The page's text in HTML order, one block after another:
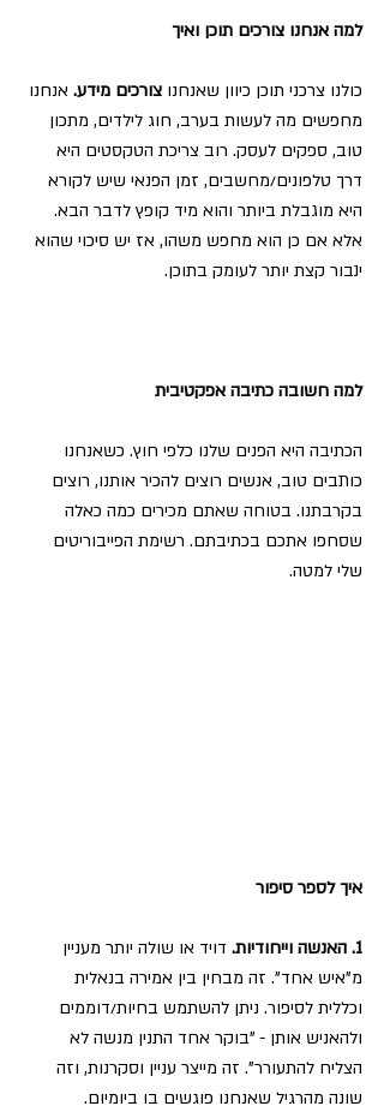
למה אנחנו צורכים תוכן ואיך
כולנו צרכני תוכן כיוון שאנחנו צורכים מידע. אנחנו
מחפשים מה לעשות בערב, חוג לילדים, מתכון
טוב, ספקים לעסק. רוב צריכת הטקסטים היא
דרך טלפונים/מחשבים, זמן הפנאי שיש לקורא
היא מוגבלת ביותר והוא מיד קופץ לדבר הבא.
אלא אם כן הוא מחפש משהו, אז יש סיכוי שהוא
ינבור קצת יותר לעומק בתוכן.
למה חשובה כתיבה אפקטיבית
הכתיבה היא הפנים שלנו כלפי חוץ. כשאנחנו
כותבים טוב, אנשים רוצים להכיר אותנו, רוצים
בקרבתנו. בטוחה שאתם מכירים כמה כאלה
שסחפו אתכם בכתיבתם. רשימת הפייבוריטים
שלי למטה.
איך לספר סיפור
1. האנשה וייחודיות.
דויד או שולה יותר מעניין
מ"איש אחד". זה מבחין בין אמירה בנאלית
וכללית לסיפור. ניתן להשתמש בחיות/דוממים
ולהאניש אותן - "בוקר אחד התנין מנשה לא
הצליח להתעורר". זה מייצר עניין וסקרנות, וזה
שונה מהרגיל שאנחנו פוגשים בו ביומיום.